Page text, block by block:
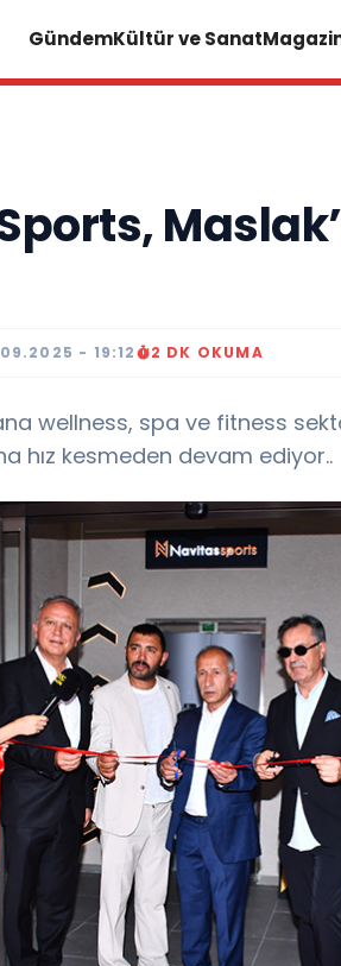
GündemKültür ve Sanat
- 19:12 2 DK OKUMA
wellness, spa ve fitness
hız kesmeden devam ediyor..